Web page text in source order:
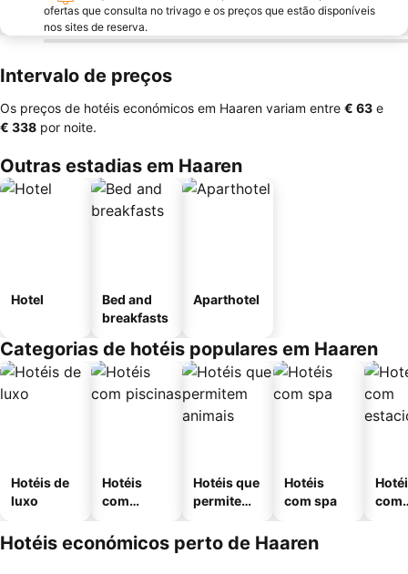
ofertas que consulta no trivago e os preços que estão disponíveis
nos sites de reserva.
Intervalo de preços
Os preços de hotéis económicos em Haaren variam entre ‎€ 63 e
‎€ 338 por noite.
Outras estadias em Haaren
Hotel
Bed and
breakfasts
Aparthotel
Categorias de hotéis populares em Haaren
Hotéis de
luxo
Hotéis
com
Hotéis que
permitem
Hotéis
com spa
com
Hotéis económicos perto de Haaren